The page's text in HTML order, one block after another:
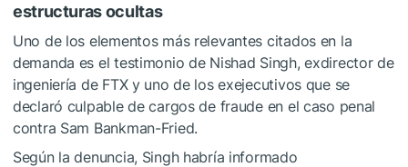
estructuras ocultas
Uno de los elementos más relevantes citados en la
demanda es el testimonio de Nishad Singh, exdirector de
ingeniería de FTX y uno de los exejecutivos que se
declaró culpable de cargos de fraude en el caso penal
contra Sam Bankman-Fried.
Según la denuncia, Singh habría informado